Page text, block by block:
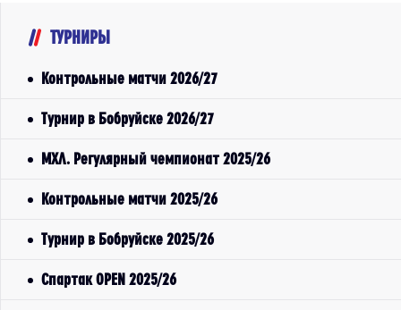
ТУРНИРЫ
Контрольные матчи 2026/27
Турнир в Бобруйске 2026/27
МХЛ. Регулярный чемпионат 2025/26
Контрольные матчи 2025/26
Турнир в Бобруйске 2025/26
Спартак OPEN 2025/26